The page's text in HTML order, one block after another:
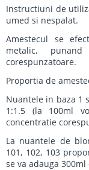
Instructiuni de
umed si nespalat.
Amestecul se
metalic,
corespunzatoare.
Proportia de
Nuantele in baza 1
1:1.5 (la 100ml
concentratie
La nuantele de
101, 102, 103
se va adauga